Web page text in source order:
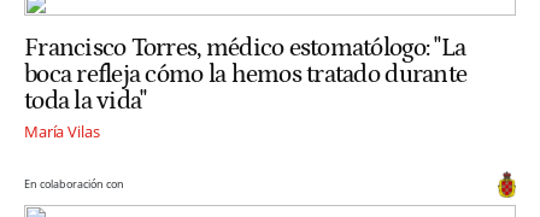
Francisco Torres, médico estomatólogo: "La
boca refleja cómo la hemos tratado durante
toda la vida"
María Vilas
En colaboración con